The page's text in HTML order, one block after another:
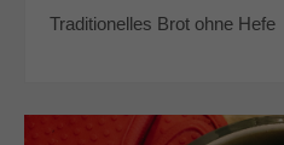
Traditionelles Brot ohne Hefe